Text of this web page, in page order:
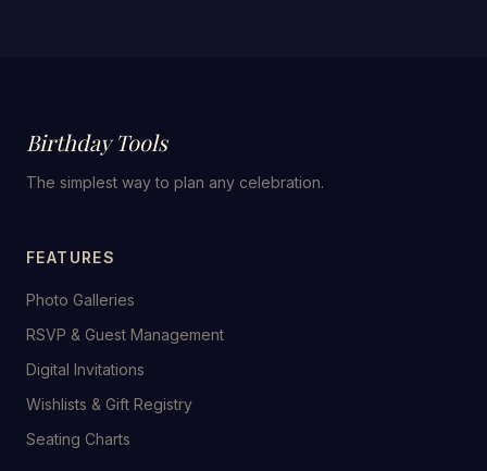
Birthday Tools
The simplest way to plan any celebration.
FEATURES
Photo Galleries
RSVP & Guest Management
Digital Invitations
Wishlists & Gift Registry
Seating Charts